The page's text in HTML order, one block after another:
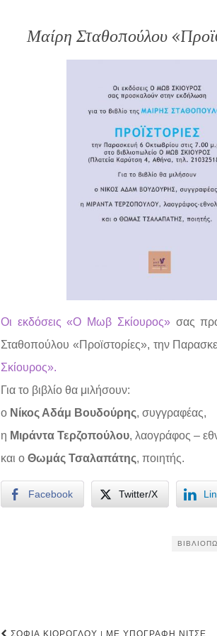
Μαίρη Σταθοπούλου
Οι εκδόσεις «Ο Μωβ Σκίουρος»σας
Σταθοπούλου «Προϊστορίες», την
Σκίουρος».
Για το βιβλίο θα μιλήσουν:
ο Νίκος Αδάμ Βουδούρης, συγγραφέας,
η Μιράντα Τερζοπούλου, λαογράφος –
και ο Θωμάς Τσαλαπάτης, ποιητής.
Facebook Twitter/X
ΣΟΦΊΑ ΚΙΌΡΟΓΛΟΥ | ΜΕ ΥΠΟΓΡΑΦΉ ΝΊΤΣΕ